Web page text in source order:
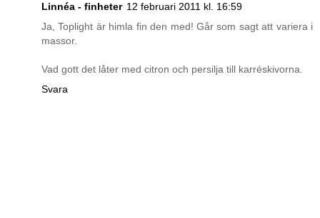
Linnéa - finheter 12 februari 2011 kl. 16:59
Ja, Toplight är himla fin den med! Går som sagt att variera i
massor.
Vad gott det låter med citron och persilja till karréskivorna.
Svara